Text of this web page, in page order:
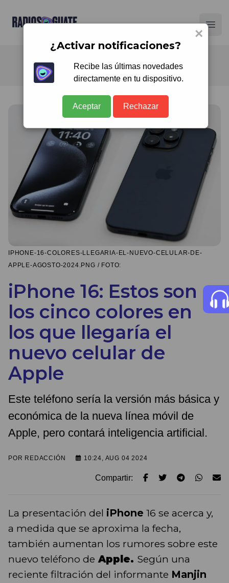
Radios Guate
IPHONE-16-COLORES-LLEGARIA-EL-NUEVO-CELULAR-DE-
APPLE-AGOSTO-2024.PNG / FOTO:
iPhone 16: Estos son
los cinco colores en
los que llegaría el
nuevo celular de
Apple
Este teléfono sería la versión más básica y
económica de la nueva línea móvil de
Apple, pero contará inteligencia artificial.
POR REDACCIÓN 10:24, AUG 04 2024
Compartir:
La presentación del iPhone 16 se acerca y,
a medida que se aproxima la fecha,
también aumentan los rumores sobre este
nuevo teléfono de Apple. Según una
reciente filtración del informante Manjin
×
¿Activar notificaciones?
Recibe las últimas novedades
directamente en tu dispositivo.
Aceptar Rechazar